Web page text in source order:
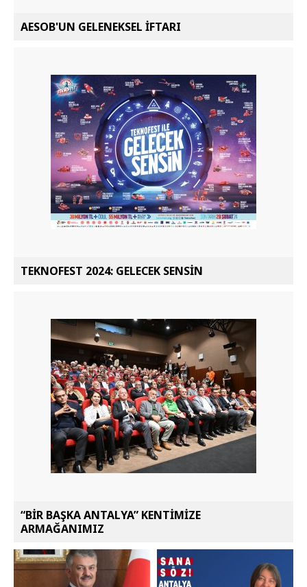
AESOB'UN GELENEKSEL İFTARI
TEKNOFEST 2024: GELECEK SENSİN
“BİR BAŞKA ANTALYA” KENTİMİZE
ARMAĞANIMIZ